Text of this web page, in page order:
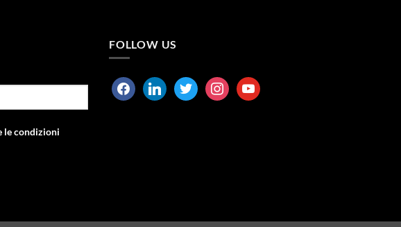
le condizioni
FOLLOW US
facebooklinkedintwitterinstagramyoutube